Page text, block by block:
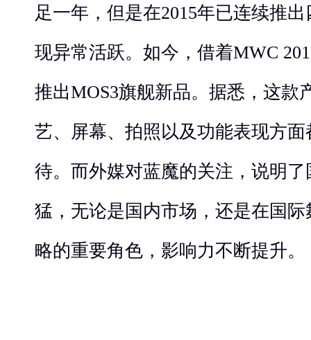
足一年，但是在2015年已连续推
现异常活跃。如今，借着MWC
推出MOS3旗舰新品。据悉，这款
艺、屏幕、拍照以及功能表现方
待。而外媒对蓝魔的关注，说明
猛，无论是国内市场，还是在国
略的重要角色，影响力不断提升。